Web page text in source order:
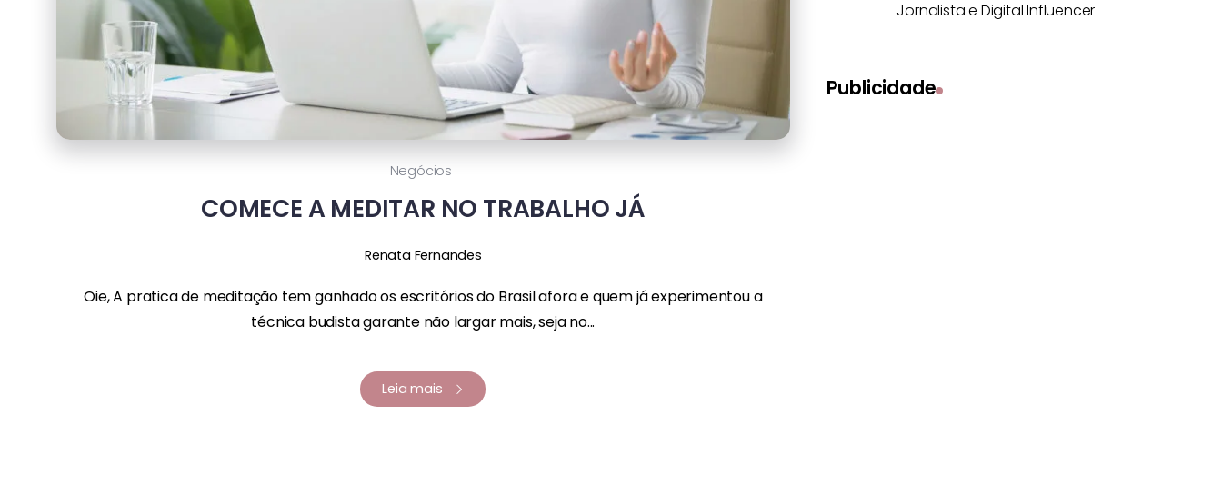
Negócios
COMECE A MEDITAR NO TRABALHO JÁ
Renata Fernandes
Oie, A pratica de meditação tem ganhado os escritórios do Brasil afora e quem já experimentou a
técnica budista garante não largar mais, seja no...
Leia mais
Jornalista e Digital Influencer
Publicidade